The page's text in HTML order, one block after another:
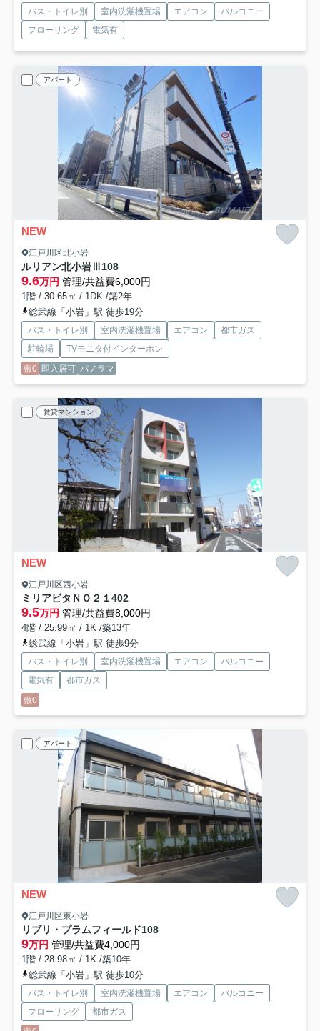
バス・トイレ別 室内洗濯機置場 エアコン
バルコニー
フローリング
電気有
アパート
NEW
江戸川区北小岩
ルリアン北小岩Ⅲ108
9.6万円 管理/共益費6,000円
1階 / 30.65㎡ / 1DK /築2年
総武線「小岩」駅 徒歩19分
バス・トイレ別 室内洗濯機置場 エアコン
都市ガス
駐輪場
TVモニタ付インターホン
敷0 即入居可 パノラマ
賃貸マンション
NEW
江戸川区西小岩
ミリアビタＮＯ２１402
9.5万円 管理/共益費8,000円
4階 / 25.99㎡ / 1K /築13年
総武線「小岩」駅 徒歩9分
バス・トイレ別 室内洗濯機置場 エアコン
バルコニー
電気有
都市ガス
敷0
アパート
NEW
江戸川区東小岩
リブリ・プラムフィールド108
9万円 管理/共益費4,000円
1階 / 28.98㎡ / 1K /築10年
総武線「小岩」駅 徒歩10分
バス・トイレ別 室内洗濯機置場 エアコン
バルコニー
フローリング
都市ガス